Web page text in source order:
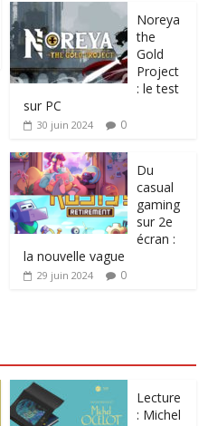
Noreya
the
Gold
Project
: le test
sur PC
30 juin 2024 0
Du
casual
gaming
sur 2e
écran :
la nouvelle vague
29 juin 2024 0
Lecture
: Michel